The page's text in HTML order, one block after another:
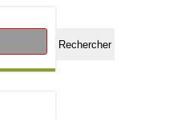
Rechercher